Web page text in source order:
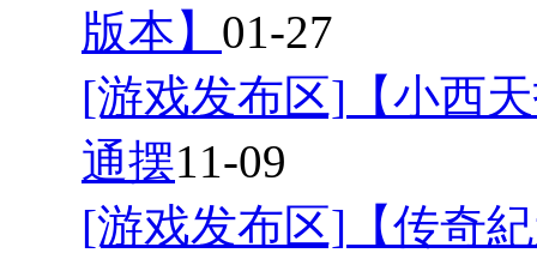
版本】 01-27
[游戏发布区] 【小西
通摆11-09
[游戏发布区] 【传奇